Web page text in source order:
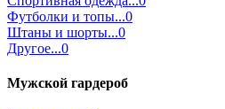
Футболки и топы...0
Штаны и шорты...0
Другое...0
Мужской гардероб